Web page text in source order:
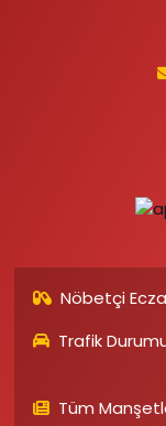
Nöbetçi
Trafik
Tüm